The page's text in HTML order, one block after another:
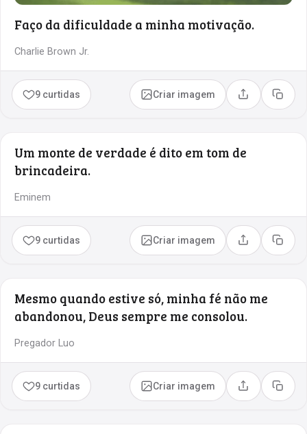
Faço da dificuldade a minha motivação.
Charlie Brown Jr.
9 curtidas Criar imagem Compartilhar
Copiar
Um monte de verdade é dito em tom de
brincadeira.
Eminem
9 curtidas Criar imagem Compartilhar
Copiar
Mesmo quando estive só, minha fé não me
abandonou, Deus sempre me consolou.
Pregador Luo
9 curtidas Criar imagem Compartilhar
Copiar